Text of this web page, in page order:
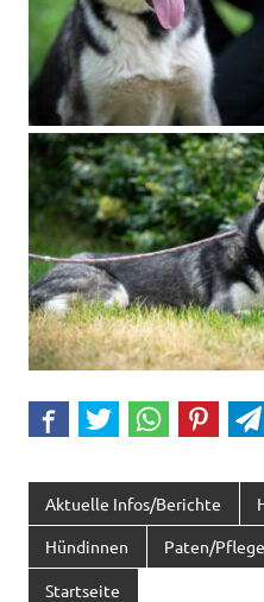
Aktuelle Infos/Berichte
Hündinnen Paten/
Startseite